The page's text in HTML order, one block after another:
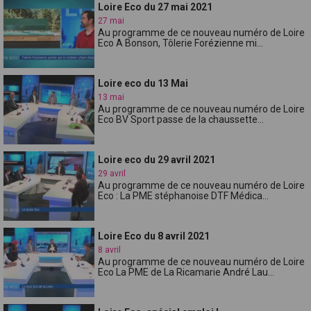
Loire Eco du 27 mai 2021
27 mai
Au programme de ce nouveau numéro de Loire
Eco A Bonson, Tôlerie Forézienne mi...
Loire eco du 13 Mai
13 mai
Au programme de ce nouveau numéro de Loire
Eco BV Sport passe de la chaussette...
Loire eco du 29 avril 2021
29 avril
Au programme de ce nouveau numéro de Loire
Eco : La PME stéphanoise DTF Médica...
Loire Eco du 8 avril 2021
8 avril
Au programme de ce nouveau numéro de Loire
Eco La PME de La Ricamarie André Lau...